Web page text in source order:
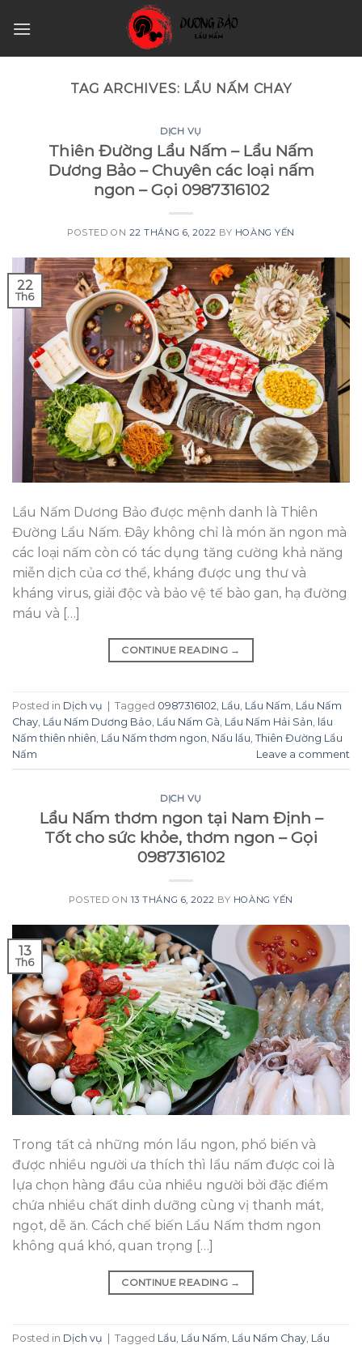
TAG ARCHIVES: LẨU NẤM CHAY
DỊCH VỤ
Thiên Đường Lẩu Nấm – Lẩu Nấm
Dương Bảo – Chuyên các loại nấm
ngon – Gọi 0987316102
POSTED ON 22 THÁNG 6, 2022 BY HOÀNG YẾN
22
Th6
Lẩu Nấm Dương Bảo được mệnh danh là Thiên
Đường Lẩu Nấm. Đây không chỉ là món ăn ngon mà
các loại nấm còn có tác dụng tăng cường khả năng
miễn dịch của cơ thể, kháng được ung thư và
kháng virus, giải độc và bảo vệ tế bào gan, hạ đường
máu và […]
CONTINUE READING →
Posted in Dịch vụ Tagged 0987316102 Lẩu Lẩu Nấm Lẩu Nấm
Chay Lẩu Nấm Dương Bảo Lẩu Nấm Gà Lẩu Nấm Hải Sản
lẩu
Nấm thiên nhiên Lẩu Nấm thơm ngon Nấu lẩu Thiên Đường Lẩu
Nấm
Leave a comment
DỊCH VỤ
Lẩu Nấm thơm ngon tại Nam Định –
Tốt cho sức khỏe, thơm ngon – Gọi
0987316102
POSTED ON 13 THÁNG 6, 2022 BY HOÀNG YẾN
13
Th6
Trong tất cả những món lẩu ngon, phổ biến và
được nhiều người ưa thích thì lẩu nấm được coi là
lựa chọn hàng đầu của nhiều người bởi đặc điểm
chứa nhiều chất dinh dưỡng cùng vị thanh mát,
ngọt, dễ ăn. Cách chế biến Lẩu Nấm thơm ngon
không quá khó, quan trọng […]
CONTINUE READING →
Posted in Dịch vụ | Tagged Lẩu Lẩu Nấm Lẩu Nấm Chay Lẩu